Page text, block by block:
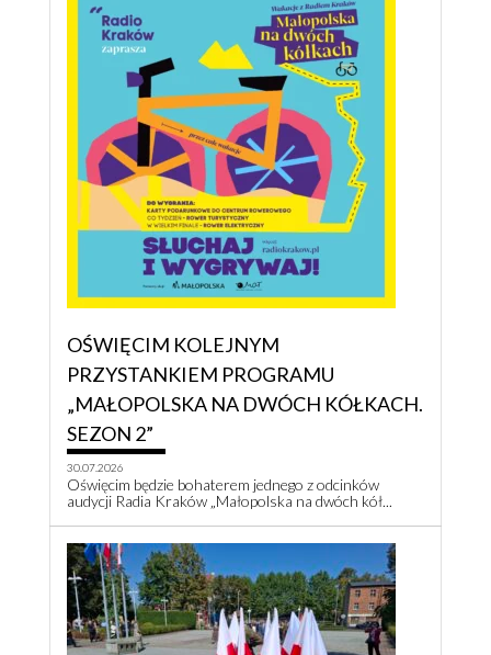
OŚWIĘCIM KOLEJNYM
PRZYSTANKIEM PROGRAMU
„MAŁOPOLSKA NA DWÓCH KÓŁKACH.
SEZON 2”
30.07.2026
Oświęcim będzie bohaterem jednego z odcinków
audycji Radia Kraków „Małopolska na dwóch kół...